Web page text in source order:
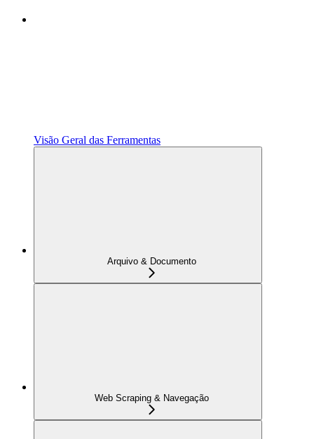
Visão Geral das Ferramentas
Arquivo & Documento
Web Scraping & Navegação